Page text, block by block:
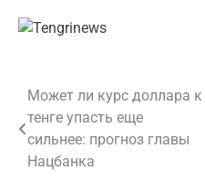
Навигация
по
записям
Может ли курс доллара к
тенге упасть еще
сильнее: прогноз главы
Нацбанка